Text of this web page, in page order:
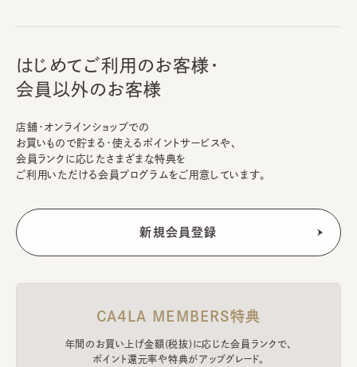
はじめてご利用のお客様・
会員以外のお客様
店舗・オンラインショップでの
お買いもので貯まる・使えるポイントサービスや、
会員ランクに応じたさまざまな特典を
ご利用いただける会員プログラムをご用意しています。
CA4LA MEMBERS特典
年間のお買い上げ金額(税抜)に応じた会員ランクで、
ポイント還元率や特典がアップグレード。